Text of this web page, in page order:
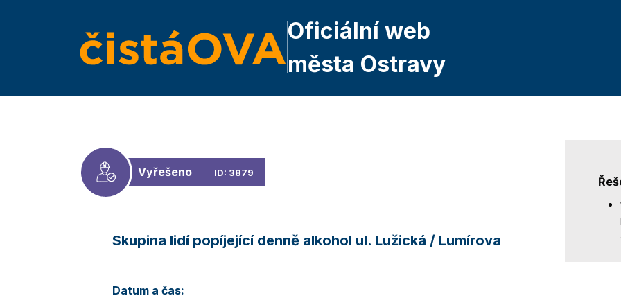
Oficiální web
města Ostravy
Vyřešeno ID: 3879
Skupina lidí popíjející denně alkohol ul. Lužická / Lumírova
Datum a čas: